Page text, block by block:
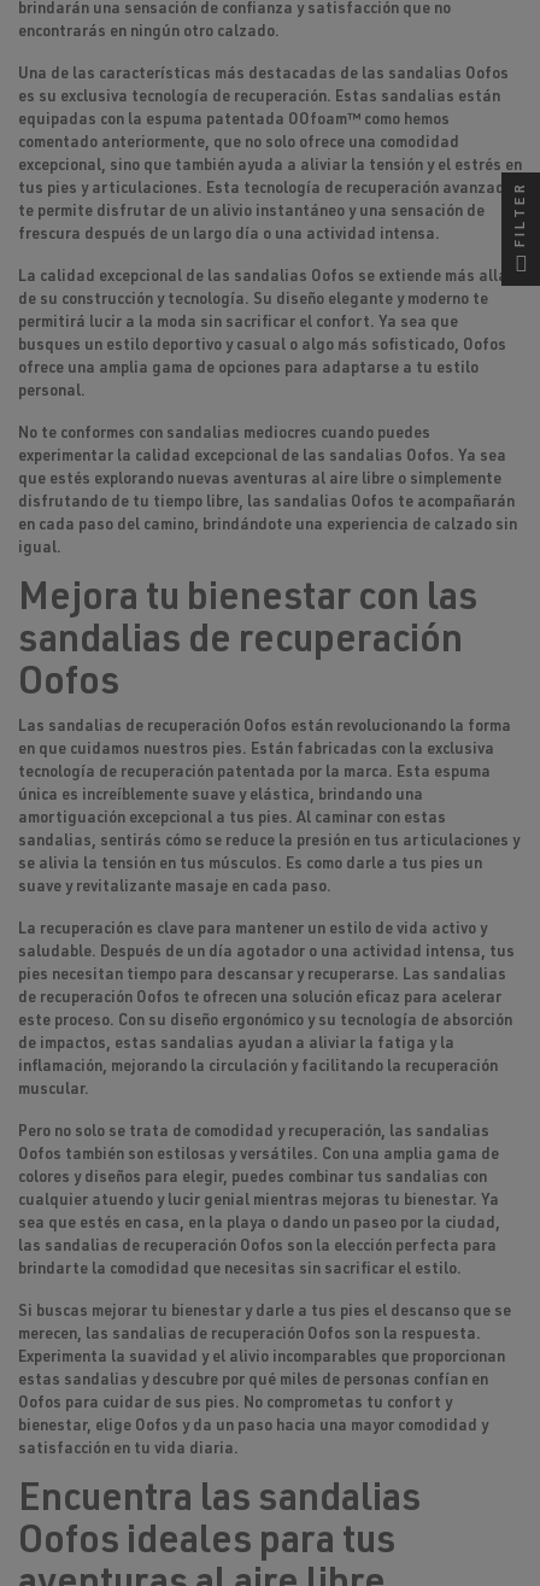
brindarán una sensación de confianza y satisfacción que no
encontrarás en ningún otro calzado.
Una de las características más destacadas de las sandalias Oofos
es su exclusiva tecnología de recuperación. Estas sandalias están
equipadas con la espuma patentada OOfoam™ como hemos
comentado anteriormente, que no solo ofrece una comodidad
excepcional, sino que también ayuda a aliviar la tensión y el estrés en
tus pies y articulaciones. Esta tecnología de recuperación avanzada
te permite disfrutar de un alivio instantáneo y una sensación de
frescura después de un largo día o una actividad intensa.
La calidad excepcional de las sandalias Oofos se extiende más allá
de su construcción y tecnología. Su diseño elegante y moderno te
permitirá lucir a la moda sin sacrificar el confort. Ya sea que
busques un estilo deportivo y casual o algo más sofisticado, Oofos
ofrece una amplia gama de opciones para adaptarse a tu estilo
personal.
No te conformes con sandalias mediocres cuando puedes
experimentar la calidad excepcional de las sandalias Oofos. Ya sea
que estés explorando nuevas aventuras al aire libre o simplemente
disfrutando de tu tiempo libre, las sandalias Oofos te acompañarán
en cada paso del camino, brindándote una experiencia de calzado sin
igual.
Mejora tu bienestar con las
sandalias de recuperación
Oofos
Las sandalias de recuperación Oofos están revolucionando la forma
en que cuidamos nuestros pies. Están fabricadas con la exclusiva
tecnología de recuperación patentada por la marca. Esta espuma
única es increíblemente suave y elástica, brindando una
amortiguación excepcional a tus pies. Al caminar con estas
sandalias, sentirás cómo se reduce la presión en tus articulaciones y
se alivia la tensión en tus músculos. Es como darle a tus pies un
suave y revitalizante masaje en cada paso.
La recuperación es clave para mantener un estilo de vida activo y
saludable. Después de un día agotador o una actividad intensa, tus
pies necesitan tiempo para descansar y recuperarse. Las sandalias
de recuperación Oofos te ofrecen una solución eficaz para acelerar
este proceso. Con su diseño ergonómico y su tecnología de absorción
de impactos, estas sandalias ayudan a aliviar la fatiga y la
inflamación, mejorando la circulación y facilitando la recuperación
muscular.
Pero no solo se trata de comodidad y recuperación, las sandalias
Oofos también son estilosas y versátiles. Con una amplia gama de
colores y diseños para elegir, puedes combinar tus sandalias con
cualquier atuendo y lucir genial mientras mejoras tu bienestar. Ya
sea que estés en casa, en la playa o dando un paseo por la ciudad,
las sandalias de recuperación Oofos son la elección perfecta para
brindarte la comodidad que necesitas sin sacrificar el estilo.
Si buscas mejorar tu bienestar y darle a tus pies el descanso que se
merecen, las sandalias de recuperación Oofos son la respuesta.
Experimenta la suavidad y el alivio incomparables que proporcionan
estas sandalias y descubre por qué miles de personas confían en
Oofos para cuidar de sus pies. No comprometas tu confort y
bienestar, elige Oofos y da un paso hacia una mayor comodidad y
satisfacción en tu vida diaria.
Encuentra las sandalias
Oofos ideales para tus
FILTER